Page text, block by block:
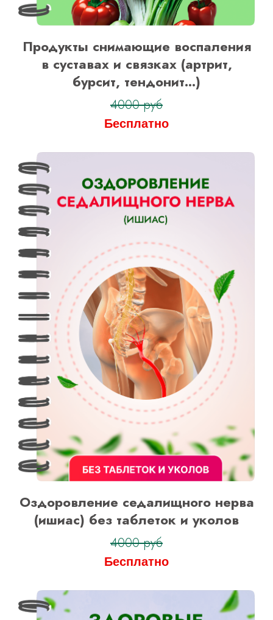
Продукты снимающие воспаления
в суставах и связках (артрит,
бурсит, тендонит...)
4000 руб
Бесплатно
Оздоровление седалищного нерва
(ишиас) без таблеток и уколов
4000 руб
Бесплатно
Оформить заявку
Оформить заявку
на тариф “С куратором”